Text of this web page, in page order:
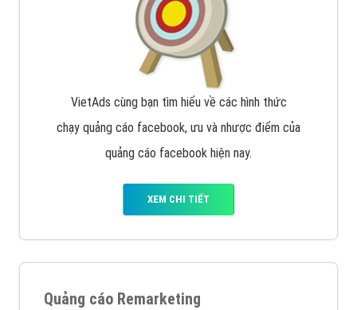
VietAds cùng bạn tìm hiểu về các hình thức
chạy quảng cáo facebook, ưu và nhược điểm của
quảng cáo facebook hiện nay.
XEM CHI TIẾT
Quảng cáo Remarketing